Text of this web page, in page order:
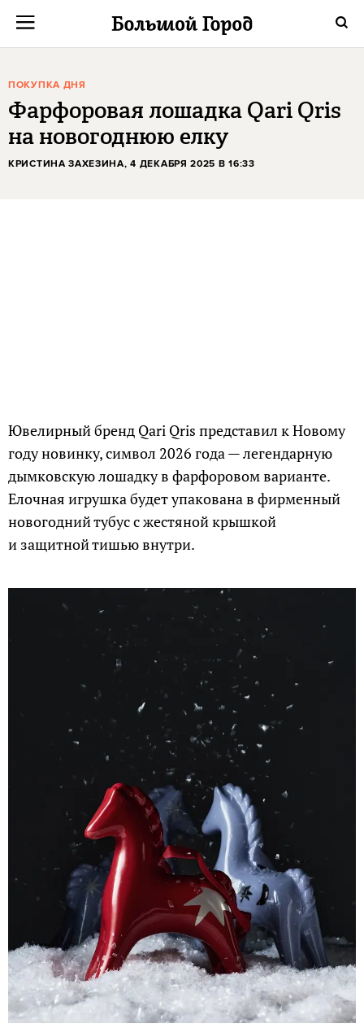
ПОКУПКА ДНЯ
Фарфоровая лошадка Qari Qris
на новогоднюю елку
КРИСТИНА ЗАХЕЗИНА, 4 ДЕКАБРЯ 2025 В 16:33
Ювелирный бренд Qari Qris представил к Новому
году новинку, символ 2026 года — легендарную
дымковскую лошадку в фарфоровом варианте.
Елочная игрушка будет упакована в фирменный
новогодний тубус с жестяной крышкой
и защитной тишью внутри.